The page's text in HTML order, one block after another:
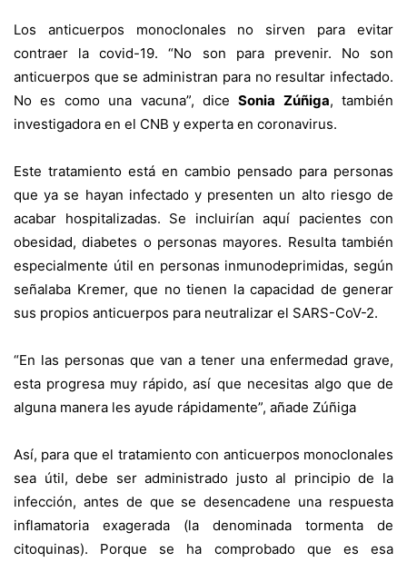
Los anticuerpos monoclonales no sirven para evitar
contraer la covid-19. “No son para prevenir. No son
anticuerpos que se administran para no resultar infectado.
No es como una vacuna”, diceSonia Zúñiga, también
investigadora en el CNB y experta en coronavirus.
Este tratamiento está en cambio pensado para personas
que ya se hayan infectado y presenten un alto riesgo de
acabar hospitalizadas. Se incluirían aquí pacientes con
obesidad, diabetes o personas mayores. Resulta también
especialmente útil en personas inmunodeprimidas, según
señalaba Kremer, que no tienen la capacidad de generar
sus propios anticuerpos para neutralizar el SARS-CoV-2.
“En las personas que van a tener una enfermedad grave,
esta progresa muy rápido, así que necesitas algo que de
alguna manera les ayude rápidamente”, añade Zúñiga
Así, para que el tratamiento con anticuerpos monoclonales
sea útil, debe ser administrado justo al principio de la
infección, antes de que se desencadene una respuesta
inflamatoria exagerada (la denominada tormenta de
citoquinas). Porque se ha comprobado que es esa